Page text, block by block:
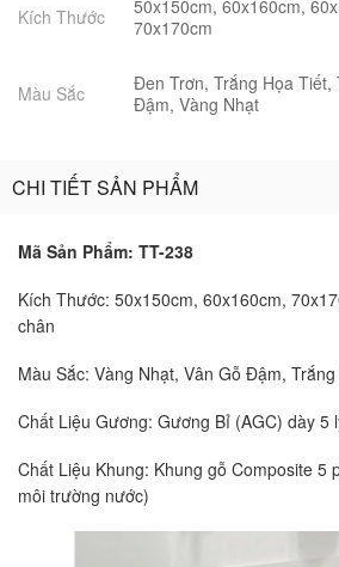
Kích Thước
50x150cm, 60x160cm,
70x170cm
Màu Sắc
Đen Trơn, Trắng Họa Tiết,
Đậm, Vàng Nhạt
CHI TIẾT SẢN PHẨM
Mã Sản Phẩm: TT-238
Kích Thước: 50x150cm, 60x160cm,
chân
Màu Sắc: Vàng Nhạt, Vân Gỗ Đậm,
Chất Liệu Gương: Gương Bỉ (AGC) dày 5
Chất Liệu Khung: Khung gỗ Composite 5
môi trường nước)